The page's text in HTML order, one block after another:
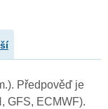
Předpověď je
GFS, ECMWF).